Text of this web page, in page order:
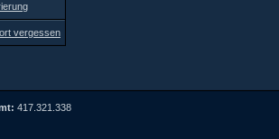
vergessen
417.321.338